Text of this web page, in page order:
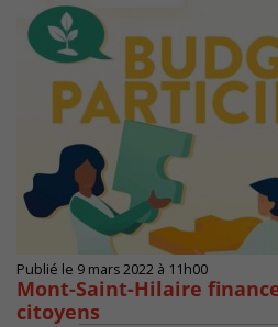
Publié le 9 mars 2022 à 11h00
Mont-Saint-Hilaire
citoyens